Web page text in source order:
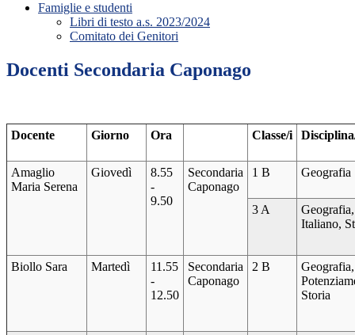
Famiglie e studenti
Libri di testo a.s. 2023/2024
Comitato dei Genitori
Docenti Secondaria Caponago
Docente Giorno Ora Classe/i
Amaglio
Maria Serena
Giovedì
8.55
-
9.50
Secondaria
Caponago
1 B Geografia
3 A
Geografia,
Italiano,
Biollo Sara Martedì
11.55
-
12.50
Secondaria
Caponago
2 B
Geografia,
Storia